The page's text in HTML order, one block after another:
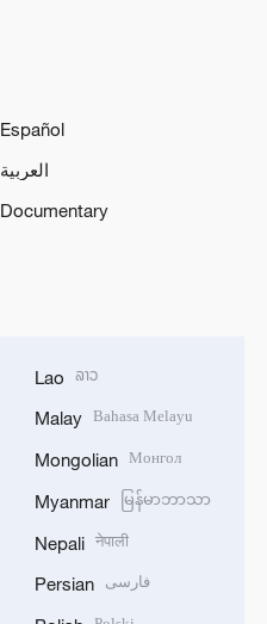
Español
العربية
Documentary
Lao ລາວ
Malay Bahasa Melayu
Mongolian Монгол
Myanmar မြန်မာဘာသာ
Nepali नेपाली
Persian فارسی